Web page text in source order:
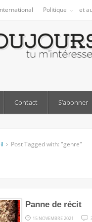
Politique et
Contact S’abonner
Post Tagged with: "genre"
Panne de récit
15 NOVEMBRE 2021